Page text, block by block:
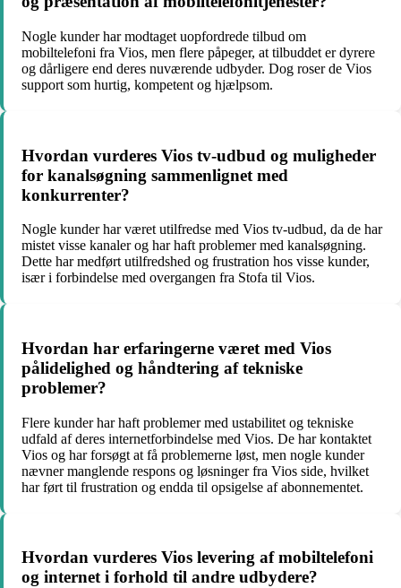
Nogle kunder har modtaget uopfordrede tilbud om
mobiltelefoni fra Vios, men flere påpeger, at tilbuddet er dyrere
og dårligere end deres nuværende udbyder. Dog roser de Vios
support som hurtig, kompetent og hjælpsom.
Hvordan vurderes Vios tv-udbud og muligheder
for kanalsøgning sammenlignet med
konkurrenter?
Nogle kunder har været utilfredse med Vios tv-udbud, da de har
mistet visse kanaler og har haft problemer med kanalsøgning.
Dette har medført utilfredshed og frustration hos visse kunder,
især i forbindelse med overgangen fra Stofa til Vios.
Hvordan har erfaringerne været med Vios
pålidelighed og håndtering af tekniske
problemer?
Flere kunder har haft problemer med ustabilitet og tekniske
udfald af deres internetforbindelse med Vios. De har kontaktet
Vios og har forsøgt at få problemerne løst, men nogle kunder
nævner manglende respons og løsninger fra Vios side, hvilket
har ført til frustration og endda til opsigelse af abonnementet.
Hvordan vurderes Vios levering af mobiltelefoni
og internet i forhold til andre udbydere?